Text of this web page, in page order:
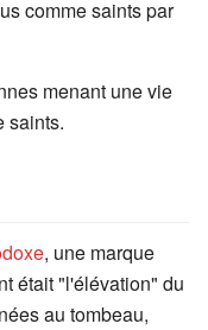
comme saints par
menant une vie
saints.
, une marque
était "l'élévation" du
au tombeau,